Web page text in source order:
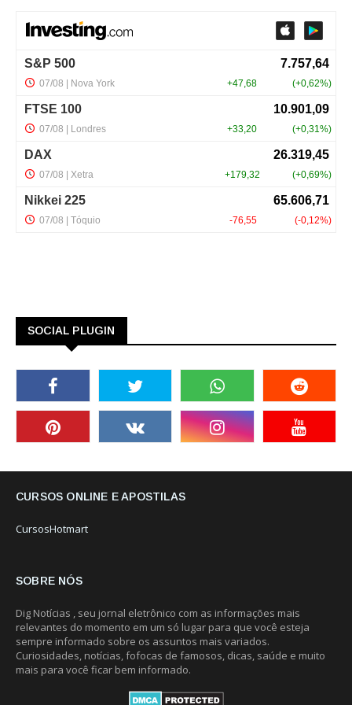
SOCIAL PLUGIN
CURSOS ONLINE E APOSTILAS
CursosHotmart
SOBRE NÓS
Dig Notícias , seu jornal eletrônico com as informações mais
relevantes do momento em um só lugar para que você esteja
sempre informado sobre os assuntos mais variados.
Curiosidades, notícias, fofocas de famosos, dicas, saúde e muito
mais para você ficar bem informado.